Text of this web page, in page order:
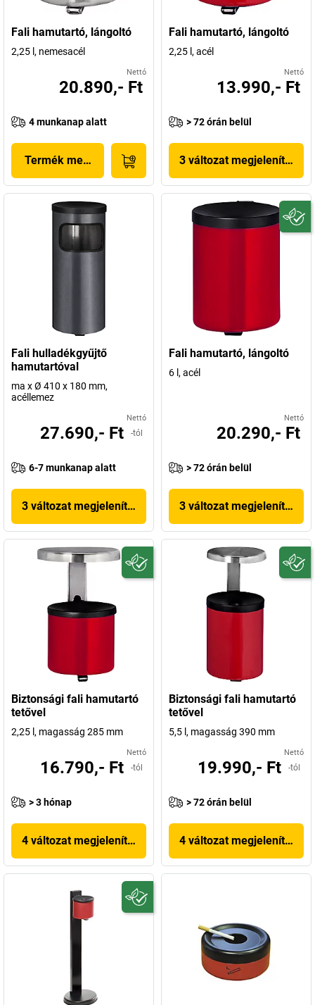
Fali hamutartó, lángoltó
2,25 l, nemesacél
Nettó
20.890,- Ft
4 munkanap alatt
Termék megjelenítése
Fali hamutartó, lángoltó
2,25 l, acél
Nettó
13.990,- Ft
> 72 órán belül
3 változat megjelenítése
Fali hulladékgyűjtő
hamutartóval
ma x Ø 410 x 180 mm,
acéllemez
Nettó
27.690,- Ft -tól
6-7 munkanap alatt
3 változat megjelenítése
Fali hamutartó, lángoltó
6 l, acél
Nettó
20.290,- Ft
> 72 órán belül
3 változat megjelenítése
Biztonsági fali hamutartó
tetővel
2,25 l, magasság 285 mm
Nettó
16.790,- Ft -tól
> 3 hónap
4 változat megjelenítése
Biztonsági fali hamutartó
tetővel
5,5 l, magasság 390 mm
Nettó
19.990,- Ft -tól
> 72 órán belül
4 változat megjelenítése